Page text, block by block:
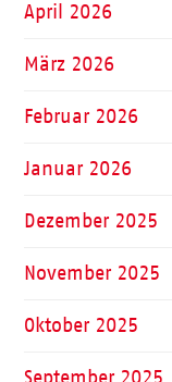
April 2026
März 2026
Februar 2026
Januar 2026
Dezember 2025
November 2025
Oktober 2025